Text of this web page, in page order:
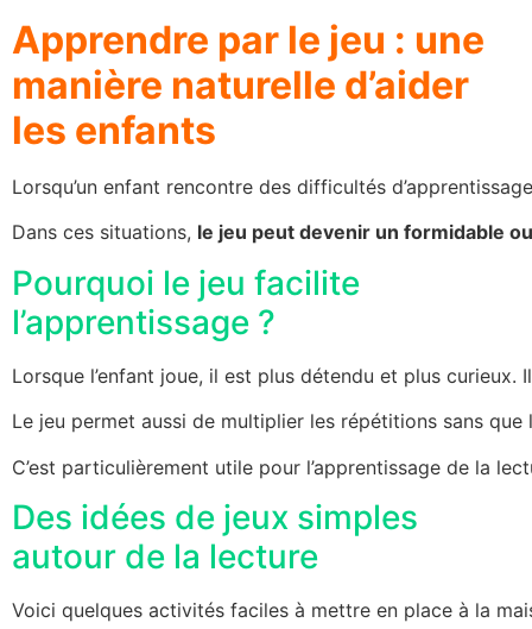
Apprendre par le jeu : une
manière naturelle d’aider
les enfants
Lorsqu’un enfant rencontre des difficultés
Dans ces situations, le jeu peut devenir un formidable
Pourquoi le jeu facilite
l’apprentissage ?
Lorsque l’enfant joue, il est plus détendu et plus
Le jeu permet aussi de multiplier les répétitions sans que
C’est particulièrement utile pour l’apprentissage de la
Des idées de jeux simples
autour de la lecture
Voici quelques activités faciles à mettre en place à la